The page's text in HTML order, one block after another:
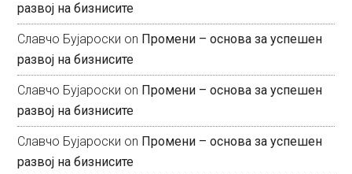
развој на бизнисите
Славчо Бујароски on Промени – основа за успешен
развој на бизнисите
Славчо Бујароски on Промени – основа за успешен
развој на бизнисите
Славчо Бујароски on Промени – основа за успешен
развој на бизнисите